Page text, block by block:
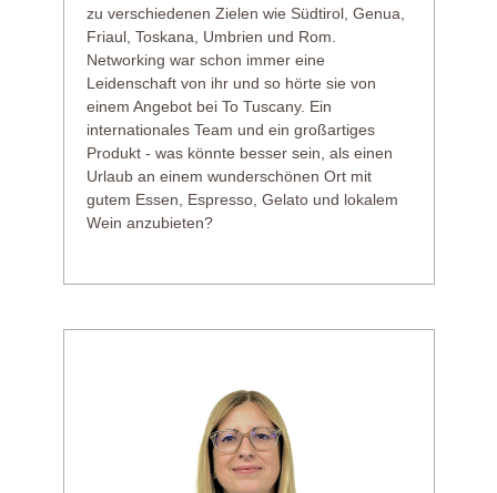
zu verschiedenen Zielen wie Südtirol, Genua,
Friaul, Toskana, Umbrien und Rom.
Networking war schon immer eine
Leidenschaft von ihr und so hörte sie von
einem Angebot bei To Tuscany. Ein
internationales Team und ein großartiges
Produkt - was könnte besser sein, als einen
Urlaub an einem wunderschönen Ort mit
gutem Essen, Espresso, Gelato und lokalem
Wein anzubieten?